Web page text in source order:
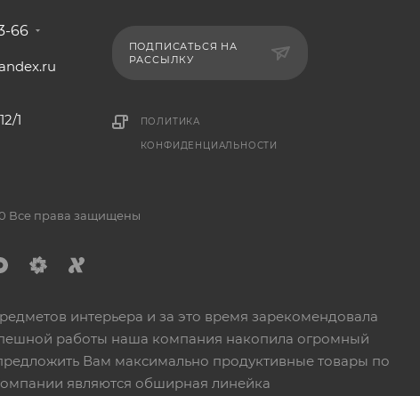
66
1
ПОДПИСАТЬСЯ НА
РАССЫЛКУ
ПОЛИТИКА
КОНФИДЕНЦИАЛЬНОСТИ
Все права защищены
интерьера и за это время зарекомендовала
работы наша компания накопила огромный
Вам максимально продуктивные товары по
являются обширная линейка